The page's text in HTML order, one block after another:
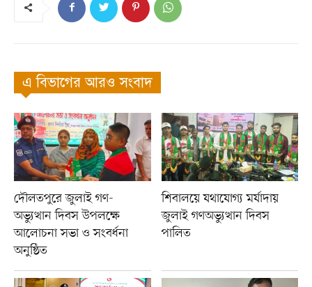
এ বিভাগের আরও সংবাদ
দৌলতপুরে জুলাই গণ-
অভ্যুত্থান দিবস উপলক্ষে
আলোচনা সভা ও সংবর্ধনা
অনুষ্ঠিত
শিবালয়ে যথাযোগ্য মর্যাদায়
জুলাই গণঅভ্যুত্থান দিবস
পালিত